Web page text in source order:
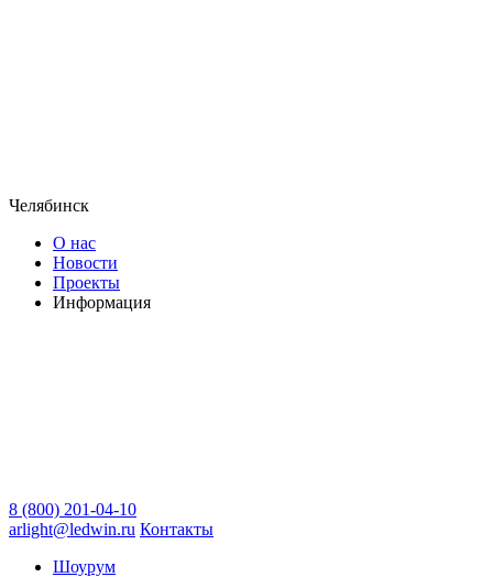
Челябинск
О нас
Новости
Проекты
Информация
8 (800) 201-04-10
arlight@ledwin.ru Контакты
Шоурум